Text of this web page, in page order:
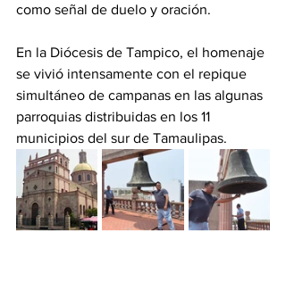
como señal de duelo y oración.
En la Diócesis de Tampico, el homenaje
se vivió intensamente con el repique
simultáneo de campanas en las algunas
parroquias distribuidas en los 11
municipios del sur de Tamaulipas.